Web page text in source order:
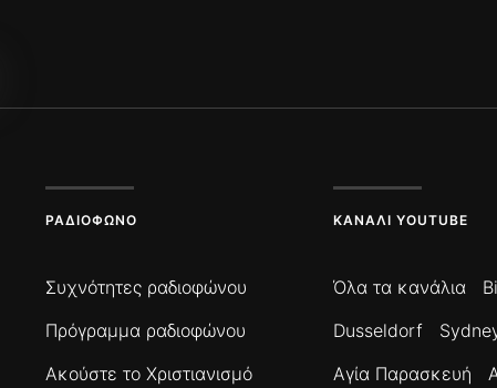
ΡΑΔΙΌΦΩΝΟ
Συχνότητες ραδιοφώνου
Πρόγραμμα ραδιοφώνου
Ακούστε το Χριστιανισμό
ΚΑΝΆΛΙ YOUTUBE
Όλα τα κανάλια
Dusseldorf
Αγία Παρασκευή